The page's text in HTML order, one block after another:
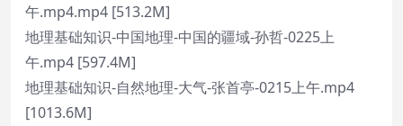
午.mp4.mp4 [513.2M]
地理基础知识-中国地理-中国的疆域-孙哲-0225上
午.mp4 [597.4M]
地理基础知识-自然地理-大气-张首亭-0215上午.mp4
[1013.6M]